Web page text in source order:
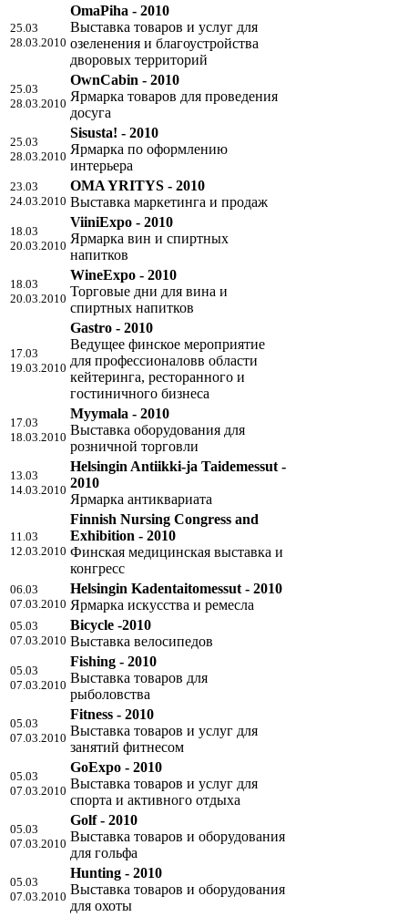
25.03
28.03.2010
OmaPiha - 2010
Выставка товаров и услуг для
озеленения и благоустройства
дворовых территорий
25.03
28.03.2010
OwnCabin - 2010
Ярмарка товаров для проведения
досуга
25.03
28.03.2010
Sisusta! - 2010
Ярмарка по оформлению
интерьера
23.03
24.03.2010
OMA YRITYS - 2010
Выставка маркетинга и продаж
18.03
20.03.2010
ViiniExpo - 2010
Ярмарка вин и спиртных
напитков
18.03
20.03.2010
WineExpo - 2010
Торговые дни для вина и
спиртных напитков
17.03
19.03.2010
Gastro - 2010
Ведущее финское мероприятие
для профессионаловв области
кейтеринга, ресторанного и
гостиничного бизнеса
17.03
18.03.2010
Myymala - 2010
Выставка оборудования для
розничной торговли
13.03
14.03.2010
Helsingin Antiikki-ja Taidemessut -
2010
Ярмарка антиквариата
11.03
12.03.2010
Finnish Nursing Congress and
Exhibition - 2010
Финская медицинская выставка и
конгресс
06.03
07.03.2010
Helsingin Kadentaitomessut - 2010
Ярмарка искусства и ремесла
05.03
07.03.2010
Bicycle -2010
Выставка велосипедов
05.03
07.03.2010
Fishing - 2010
Выставка товаров для
рыболовства
05.03
07.03.2010
Fitness - 2010
Выставка товаров и услуг для
занятий фитнесом
05.03
07.03.2010
GoExpo - 2010
Выставка товаров и услуг для
спорта и активного отдыха
05.03
07.03.2010
Golf - 2010
Выставка товаров и оборудования
для гольфа
05.03
07.03.2010
Hunting - 2010
Выставка товаров и оборудования
для охоты